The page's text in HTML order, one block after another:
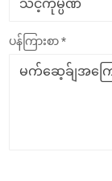
ပန်ကြားစာ *